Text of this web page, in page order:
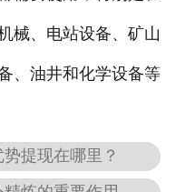
械、电站设备、矿山
、油井和化学设备等
提现在哪里？